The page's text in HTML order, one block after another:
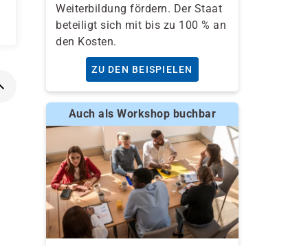
Weiterbildung fördern. Der Staat
beteiligt sich mit bis zu 100 % an
den Kosten.
ZU DEN BEISPIELEN
Auch als Workshop buchbar